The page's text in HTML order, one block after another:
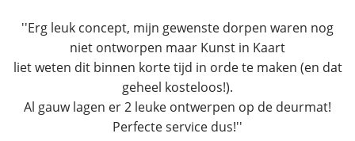
''Erg leuk concept, mijn gewenste dorpen waren nog
niet ontworpen maar Kunst in Kaart
liet weten dit binnen korte tijd in orde te maken (en dat
geheel kosteloos!).
Al gauw lagen er 2 leuke ontwerpen op de deurmat!
Perfecte service dus!''